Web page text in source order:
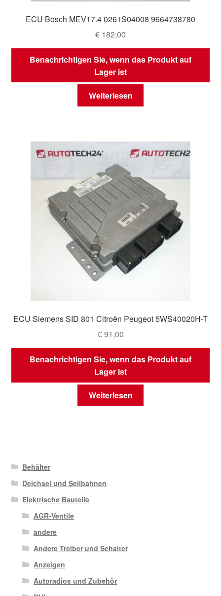
ECU Bosch MEV17.4 0261S04008 9664738780
€ 182,00
Benachrichtigen Sie, wenn das Produkt auf
Lager ist
Weiterlesen
ECU Siemens SID 801 Citroën Peugeot 5WS40020H-T
€91,00
Benachrichtigen Sie, wenn das Produkt auf
Lager ist
Weiterlesen
Behälter
Deichsel und Seilbahnen
Elektrische Bauteile
AGR-Ventile
andere
Andere Treiber und Schalter
Anzeigen
Autoradios und Zubehör